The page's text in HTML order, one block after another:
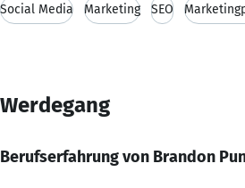
Social Media Marketing SEO
Werdegang
Berufserfahrung von Brandon